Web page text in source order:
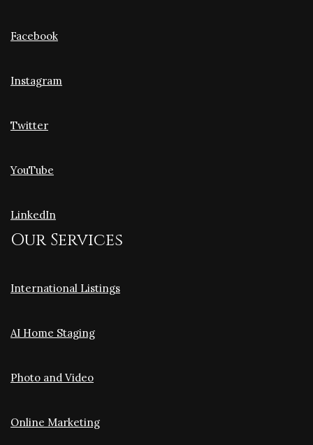
Facebook
Instagram
Twitter
YouTube
LinkedIn
Our Services
International Listings
AI Home Staging
Photo and Video
Online Marketing